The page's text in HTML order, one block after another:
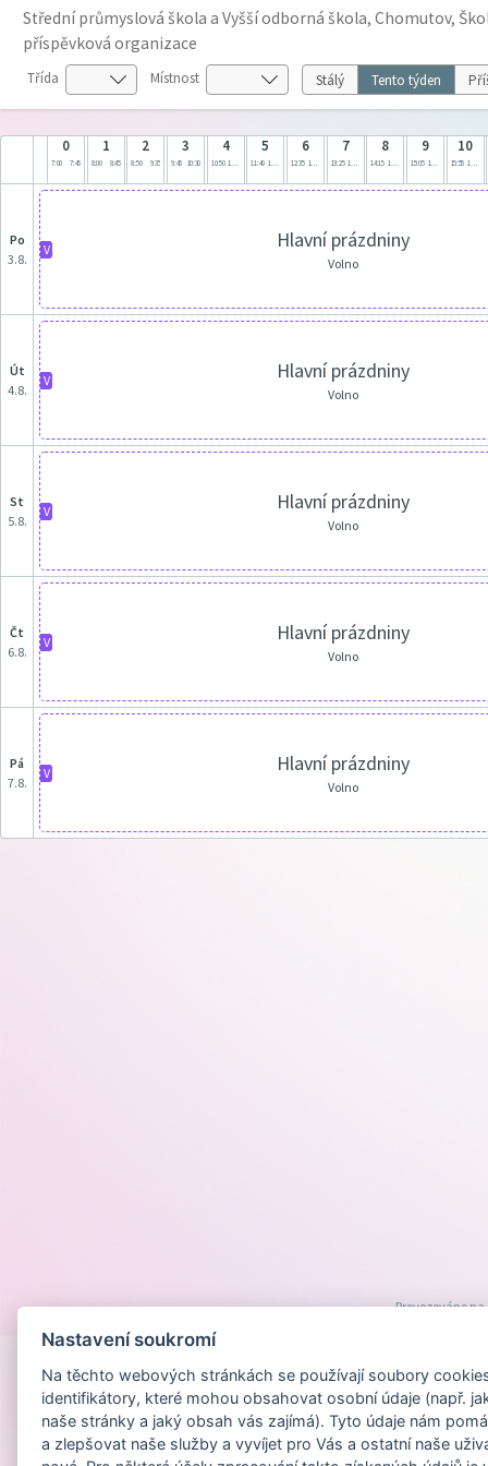
Střední průmyslová škola a Vyšší odborná škola, Chomutov,
příspěvková organizace
Třída Místnost Stálý Tento týden
0
7:00 7:45
1
8:00 8:45
2
8:50 9:35
3
9:45 10:30
4
10:50 11:35
5
11:40 12:25
6
12:35 13:20
7
13:25 14:10
8
14:15 15:00
9
15:05 15:50
10
15:55 16:40
po
3.8.
V Hlavní prázdniny
Volno
út
4.8.
V Hlavní prázdniny
Volno
st
5.8.
V Hlavní prázdniny
Volno
čt
6.8.
V Hlavní prázdniny
Volno
pá
7.8.
V Hlavní prázdniny
Volno
Provozováno
Nastavení soukromí
Na těchto webových stránkách se používají soubory
identifikátory, které mohou obsahovat osobní údaje (např.
naše stránky a jaký obsah vás zajímá). Tyto údaje nám
a zlepšovat naše služby a vyvíjet pro Vás a ostatní naše